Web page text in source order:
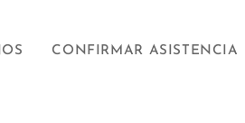
CONFIRMAR ASISTENCIA